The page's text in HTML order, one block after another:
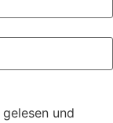
gelesen und